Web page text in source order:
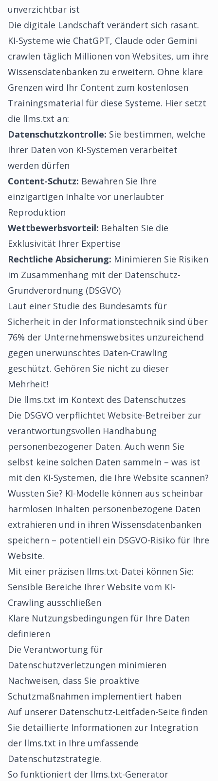
unverzichtbar ist
Die digitale Landschaft verändert sich rasant.
KI-Systeme wie ChatGPT, Claude oder Gemini
crawlen täglich Millionen von Websites, um ihre
Wissensdatenbanken zu erweitern. Ohne klare
Grenzen wird Ihr Content zum kostenlosen
Trainingsmaterial für diese Systeme. Hier setzt
die llms.txt an:
Datenschutzkontrolle: Sie bestimmen, welche
Ihrer Daten von KI-Systemen verarbeitet
werden dürfen
Content-Schutz: Bewahren Sie Ihre
einzigartigen Inhalte vor unerlaubter
Reproduktion
Wettbewerbsvorteil: Behalten Sie die
Exklusivität Ihrer Expertise
Rechtliche Absicherung: Minimieren Sie Risiken
im Zusammenhang mit der Datenschutz-
Grundverordnung (DSGVO)
Laut einer Studie des Bundesamts für
Sicherheit in der Informationstechnik sind über
76% der Unternehmenswebsites unzureichend
gegen unerwünschtes Daten-Crawling
geschützt. Gehören Sie nicht zu dieser
Mehrheit!
Die llms.txt im Kontext des Datenschutzes
Die DSGVO verpflichtet Website-Betreiber zur
verantwortungsvollen Handhabung
personenbezogener Daten. Auch wenn Sie
selbst keine solchen Daten sammeln – was ist
mit den KI-Systemen, die Ihre Website scannen?
Wussten Sie? KI-Modelle können aus scheinbar
harmlosen Inhalten personenbezogene Daten
extrahieren und in ihren Wissensdatenbanken
speichern – potentiell ein DSGVO-Risiko für Ihre
Website.
Mit einer präzisen llms.txt-Datei können Sie:
Sensible Bereiche Ihrer Website vom KI-
Crawling ausschließen
Klare Nutzungsbedingungen für Ihre Daten
definieren
Die Verantwortung für
Datenschutzverletzungen minimieren
Nachweisen, dass Sie proaktive
Schutzmaßnahmen implementiert haben
Auf unserer Datenschutz-Leitfaden-Seite finden
Sie detaillierte Informationen zur Integration
der llms.txt in Ihre umfassende
Datenschutzstrategie.
So funktioniert der llms.txt-Generator